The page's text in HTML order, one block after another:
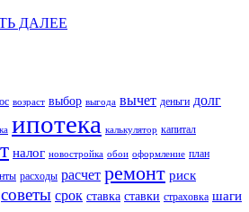
ДАЛЕЕ
возраст выбор выгода вычет деньги долг
ипотека калькулятор капитал
налог новостройка обои оформление план
расходы расчет ремонт риск
советы срок ставка ставки страховка шаги